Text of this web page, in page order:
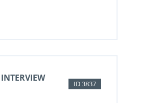
ID 3837